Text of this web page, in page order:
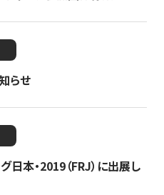
らせ
日本・2019（FRJ）に出展し